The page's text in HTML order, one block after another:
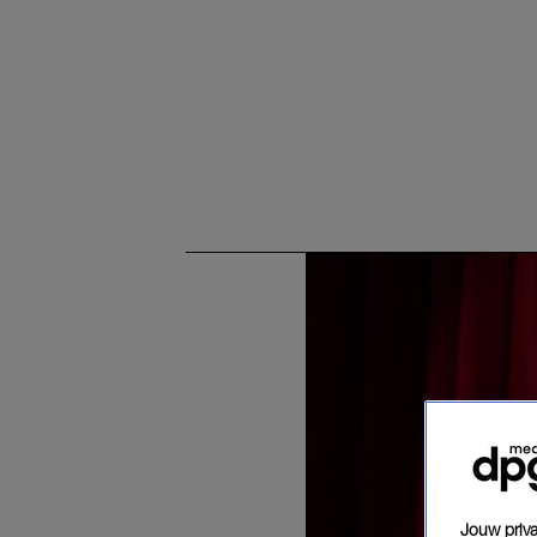
Jouw